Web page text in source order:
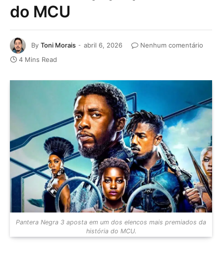
do MCU
By Toni Morais abril 6, 2026
Nenhum comentário
4 Mins Read
Pantera Negra 3 aposta em um dos elencos mais premiados da
história do MCU.